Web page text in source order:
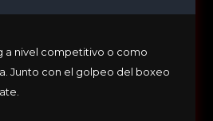
a nivel competitivo o como
Junto con el golpeo del boxeo